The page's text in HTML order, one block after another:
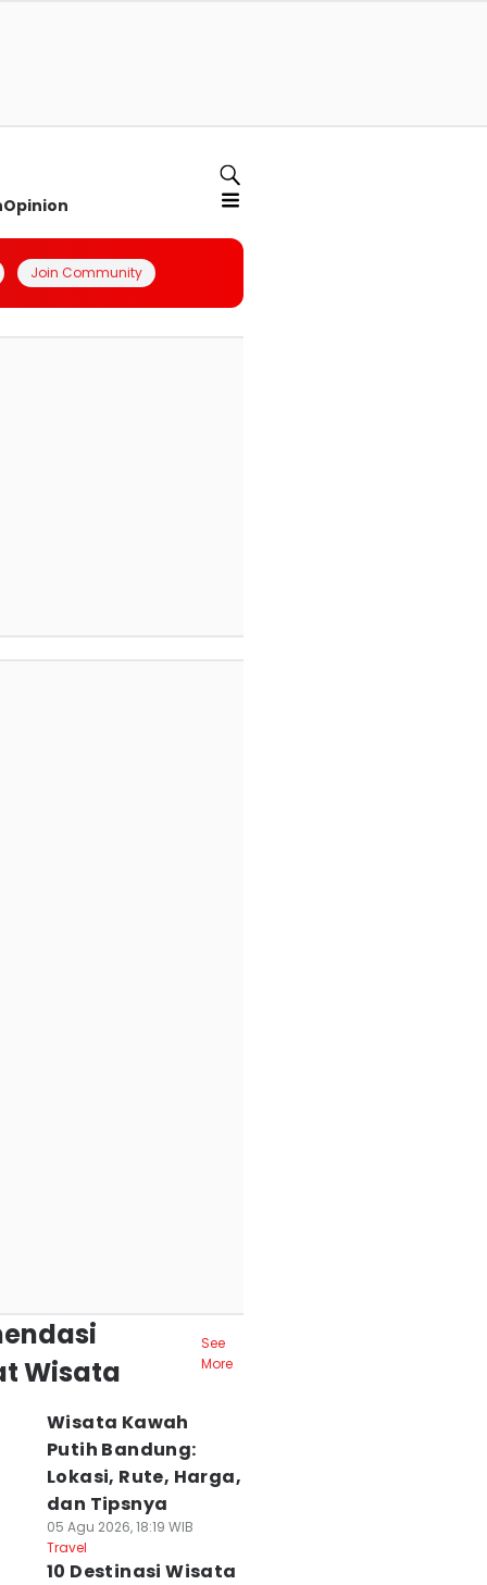
Opinion
Join Community
Wisata
See
More
Wisata Kawah
Putih Bandung:
Lokasi, Rute, Harga,
dan Tipsnya
05 Agu 2026, 18:19 WIB
Travel
10 Destinasi Wisata